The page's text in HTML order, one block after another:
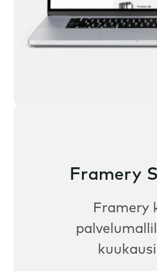
Framery
Framery